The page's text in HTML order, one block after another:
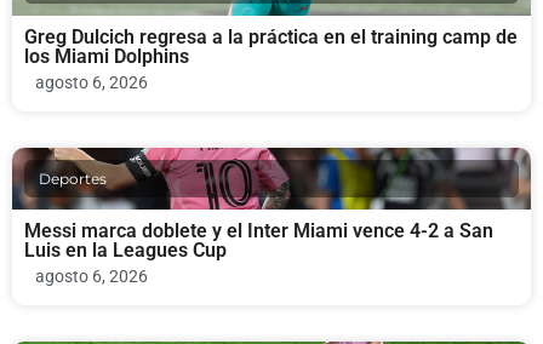
Greg Dulcich regresa a la práctica en el training camp de
los Miami Dolphins
agosto 6, 2026
Deportes
Messi marca doblete y el Inter Miami vence 4-2 a San
Luis en la Leagues Cup
agosto 6, 2026